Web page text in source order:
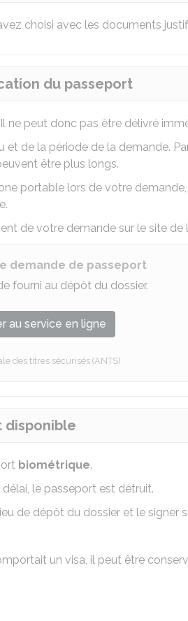
choisi avec les documents
du passeport
ne peut donc pas être délivré
de la période de la demande.
être plus longs.
portable lors de votre
de votre demande sur le site de
demande de passeport
fourni au dépôt du dossier.
au service en ligne
des titres sécurisés (ANTS)
disponible
biométrique.
délai, le passeport est détruit.
de dépôt du dossier et le signer
un visa, il peut être